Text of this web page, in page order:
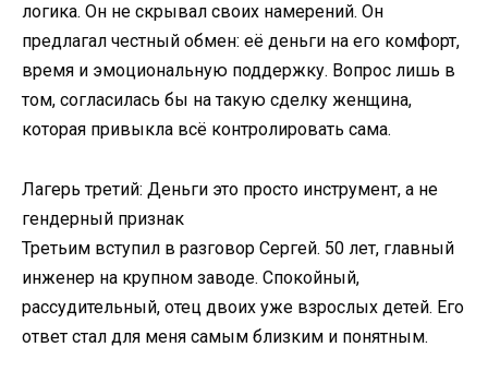
логика. Он не скрывал своих намерений. Он
предлагал честный обмен: её деньги на его комфорт,
время и эмоциональную поддержку. Вопрос лишь в
том, согласилась бы на такую сделку женщина,
которая привыкла всё контролировать сама.
Лагерь третий: Деньги это просто инструмент, а не
гендерный признак
Третьим вступил в разговор Сергей. 50 лет, главный
инженер на крупном заводе. Спокойный,
рассудительный, отец двоих уже взрослых детей. Его
ответ стал для меня самым близким и понятным.